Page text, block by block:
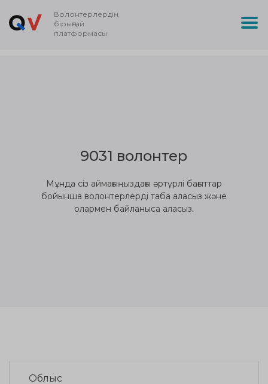
Волонтерлердің
бірыңғай
платформасы
9031 волонтер
Мұнда сіз аймағыңыздағы әртүрлі бағыттар
бойынша волонтерлерді таба аласыз және
олармен байланыса аласыз.
Облыс